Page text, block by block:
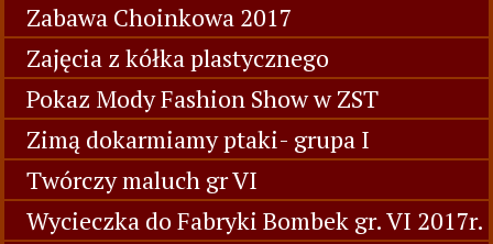
Zabawa Choinkowa 2017
Zajęcia z kółka plastycznego
Pokaz Mody Fashion Show w ZST
Zimą dokarmiamy ptaki- grupa I
Twórczy maluch gr VI
Wycieczka do Fabryki Bombek gr. VI 2017r.